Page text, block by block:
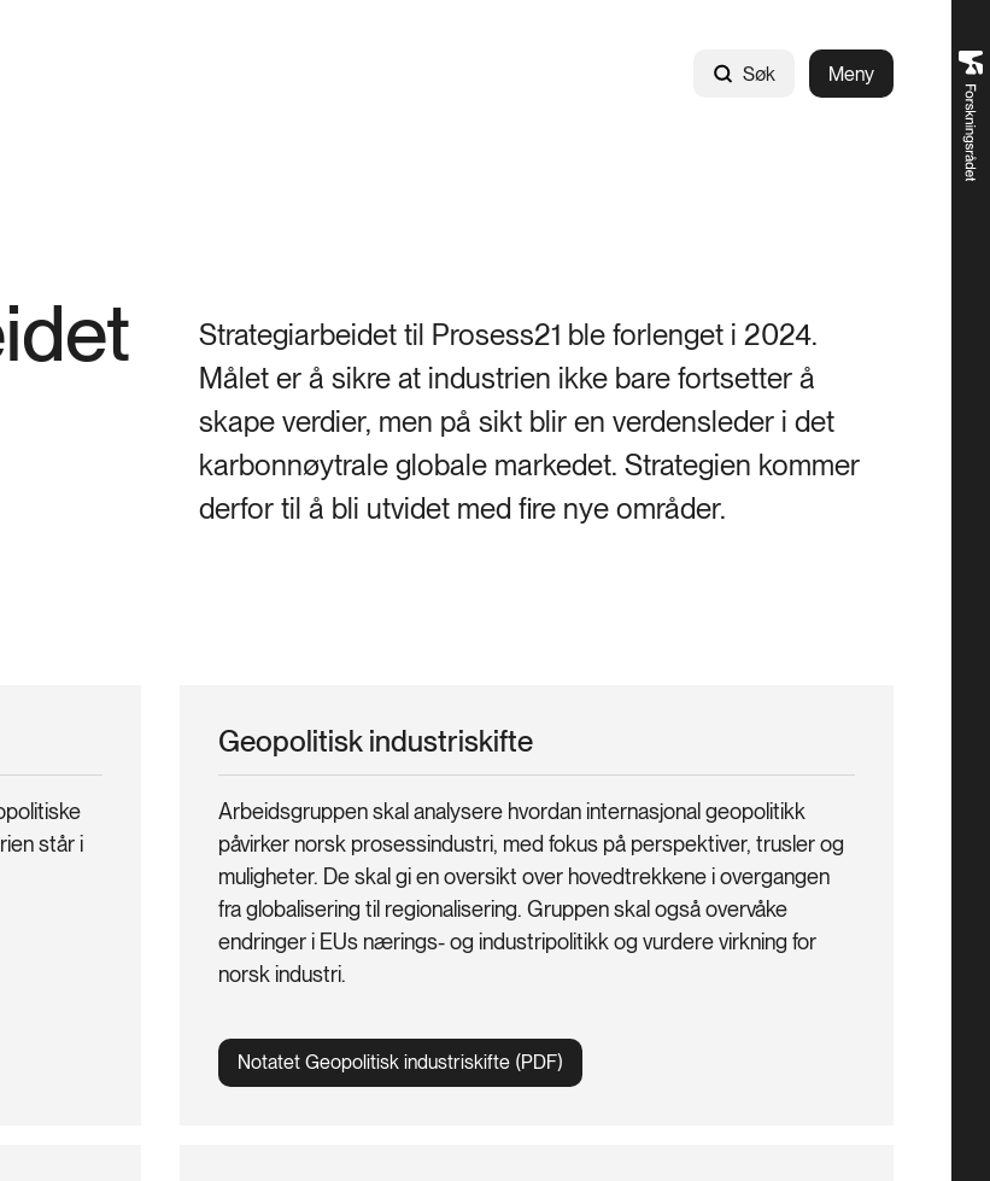
Søk Meny
Strategiarbeidet til Prosess21 ble forlenget i 2024.
Målet er å sikre at industrien ikke bare fortsetter å
skape verdier, men på sikt blir en verdensleder i det
karbonnøytrale globale markedet. Strategien kommer
derfor til å bli utvidet med fire nye områder.
står i
Geopolitisk industriskifte
Arbeidsgruppen skal analysere hvordan internasjonal geopolitikk
påvirker norsk prosessindustri, med fokus på perspektiver, trusler og
muligheter. De skal gi en oversikt over hovedtrekkene i overgangen
fra globalisering til regionalisering. Gruppen skal også overvåke
endringer i EUs nærings- og industripolitikk og vurdere virkning for
norsk industri.
Notatet Geopolitisk industriskifte (PDF)